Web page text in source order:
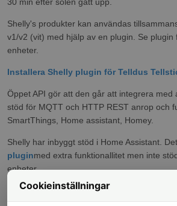
Shelly's produkter kan användas
v1/v2 (vit) med hjälp av en plugin. Se plugin
enheter.
Installera Shelly plugin för Telldus
Öppet API gör att den går att integrera med
stöd för MQTT och HTTP REST anrop och
SmartThings, Home assistant, Homey.
Shelly har inbyggt stöd i Home Assistant.
pluginmed extra funktionallitet men inte
enheter.
Enkel och snygg applikation för Android
styra lokalt direkt från webbläsarenhärifrån.
Cookieinställningar